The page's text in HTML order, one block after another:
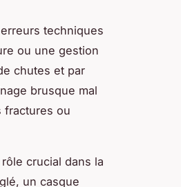
techniques
ou une gestion
chutes et par
brusque mal
fractures ou
crucial dans la
un casque